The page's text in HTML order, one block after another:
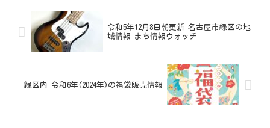
令和5年12月8日朝更新 名古屋市緑区の地
域情報 まち情報ウォッチ
緑区内 令和6年(2024年)の福袋販売情報